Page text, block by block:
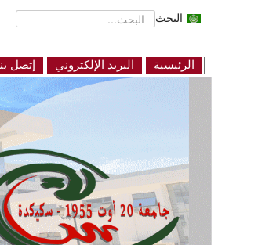
البحث
الرئيسية البريد الإلكتروني إتصل